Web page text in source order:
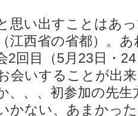
思い出すことはあ
江西省の省都）。
2回目（5月23日・
会いすることが出
、、初参加の先生
かない、あまかっ